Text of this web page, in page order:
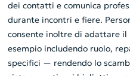
dei contatti e comunica
durante incontri e fiere.
consente inoltre di adattare
esempio includendo ruolo,
specifici — rendendo lo